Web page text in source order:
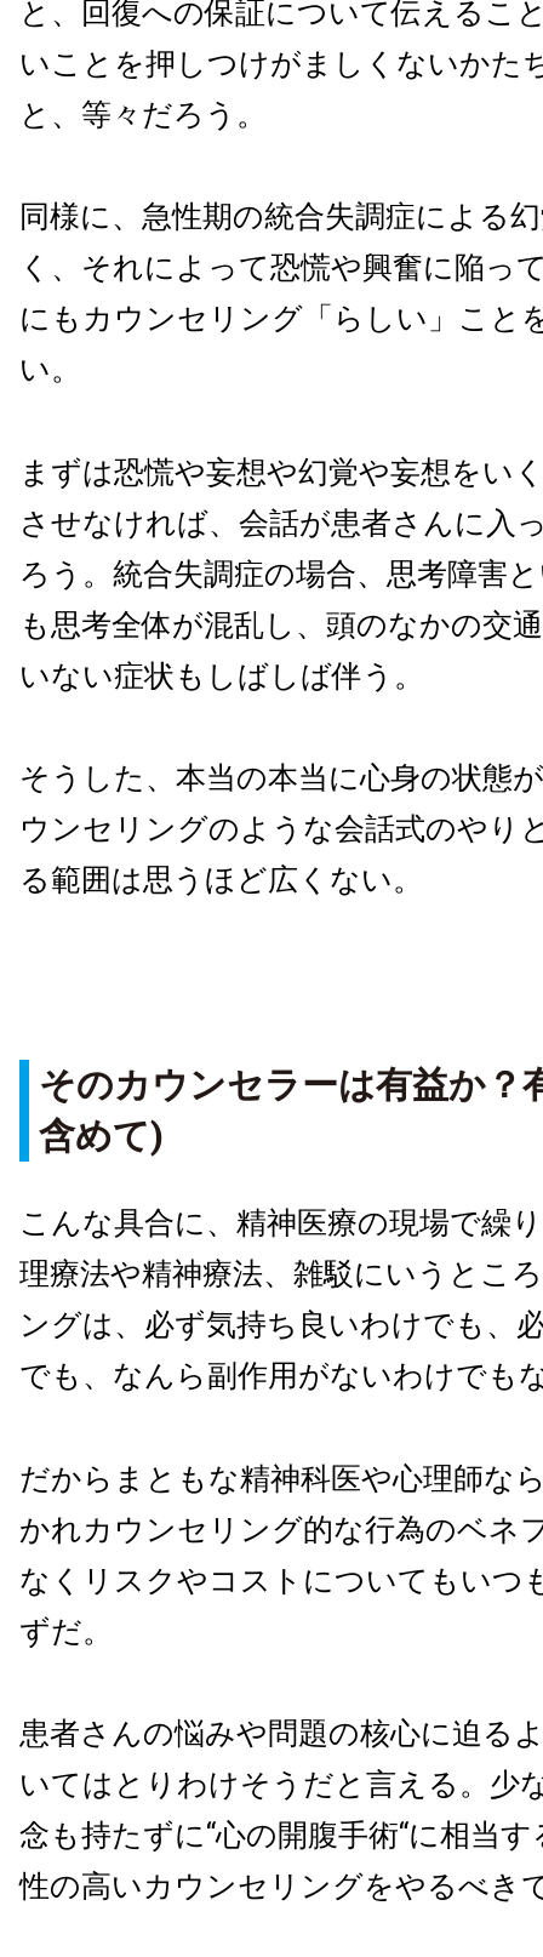
と、回復への保証について伝えるこ
いことを押しつけがましくないかた
と、等々だろう。
同様に、急性期の統合失調症による
く、それによって恐慌や興奮に陥っ
にもカウンセリング「らしい」こと
い。
まずは恐慌や妄想や幻覚や妄想をい
させなければ、会話が患者さんに入
ろう。統合失調症の場合、思考障害
も思考全体が混乱し、頭のなかの交
いない症状もしばしば伴う。
そうした、本当の本当に心身の状態
ウンセリングのような会話式のやり
る範囲は思うほど広くない。
そのカウンセラーは有益か
含めて)
こんな具合に、精神医療の現場で繰
理療法や精神療法、雑駁にいうとこ
ングは、必ず気持ち良いわけでも、
でも、なんら副作用がないわけでも
だからまともな精神科医や心理師な
かれカウンセリング的な行為のベネ
なくリスクやコストについてもいつ
ずだ。
患者さんの悩みや問題の核心に迫る
いてはとりわけそうだと言える。少
念も持たずに“心の開腹手術“に相当す
性の高いカウンセリングをやるべき